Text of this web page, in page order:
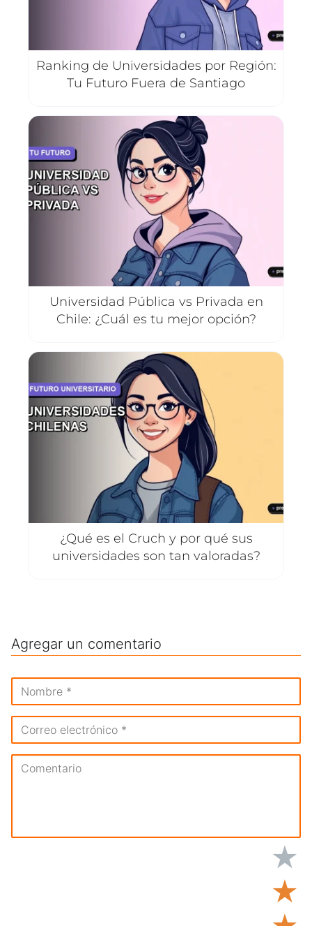
Ranking de Universidades por Región:
Tu Futuro Fuera de Santiago
Universidad Pública vs Privada en
Chile: ¿Cuál es tu mejor opción?
¿Qué es el Cruch y por qué sus
universidades son tan valoradas?
Agregar un comentario
★
★